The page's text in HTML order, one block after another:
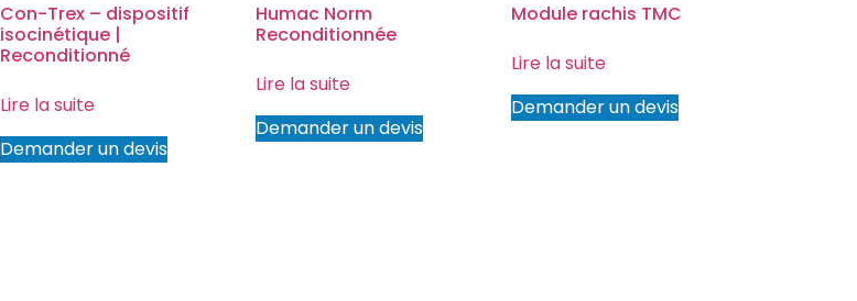
Con-Trex – dispositif
isocinétique |
Reconditionné
Lire la suite
Demander un devis
Humac Norm
Reconditionnée
Lire la suite
Demander un devis
Module rachis TMC
Lire la suite
Demander un devis